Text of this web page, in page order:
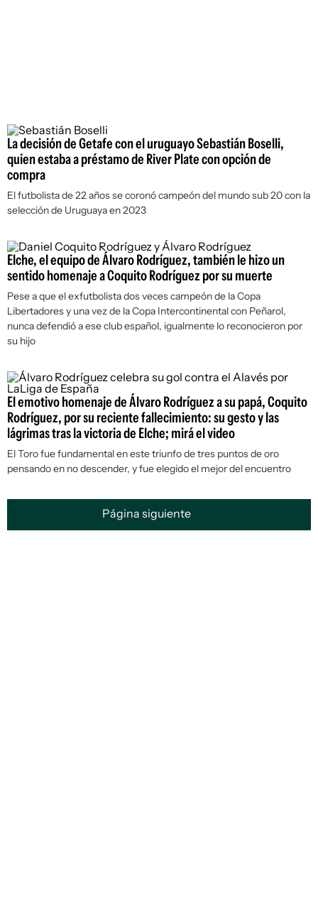
La decisión de Getafe con el uruguayo Sebastián Boselli,
quien estaba a préstamo de River Plate con opción de
compra
El futbolista de 22 años se coronó campeón del mundo sub 20 con la
selección de Uruguaya en 2023
Elche, el equipo de Álvaro Rodríguez, también le hizo un
sentido homenaje a Coquito Rodríguez por su muerte
Pese a que el exfutbolista dos veces campeón de la Copa
Libertadores y una vez de la Copa Intercontinental con Peñarol,
nunca defendió a ese club español, igualmente lo reconocieron por
su hijo
El emotivo homenaje de Álvaro Rodríguez a su papá, Coquito
Rodríguez, por su reciente fallecimiento: su gesto y las
lágrimas tras la victoria de Elche; mirá el video
El Toro fue fundamental en este triunfo de tres puntos de oro
pensando en no descender, y fue elegido el mejor del encuentro
Página siguiente